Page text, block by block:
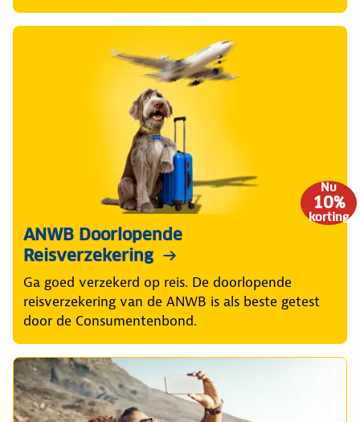
Nu
10%
korting
ANWB Doorlopende
Reisverzekering
Ga goed verzekerd op reis. De doorlopende
reisverzekering van de ANWB is als beste getest
door de Consumentenbond.